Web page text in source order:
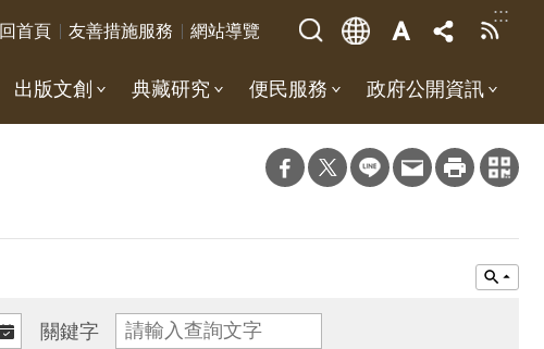
:::
回首頁 友善措施服務 網站導覽
出版文創 典藏研究 便民服務 政府公開資訊
關鍵字